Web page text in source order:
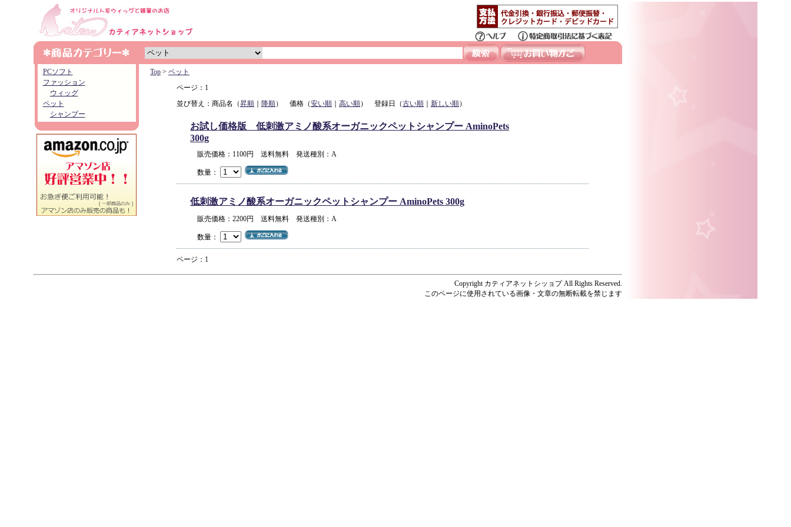
PCソフト
ファッション
ウィッグ
ペット
シャンプー
Top > ペット
ページ：1
並び替え：商品名（昇順 降順） 価格（安い順 高い順） 登録日（古い順 新しい順）
お試し価格版 低刺激アミノ酸系オーガニックペットシャンプー AminoPets
300g
販売価格：1100円 送料無料 発送種別：A
数量：
低刺激アミノ酸系オーガニックペットシャンプー AminoPets 300g
販売価格：2200円 送料無料 発送種別：A
数量：
ページ：1
Copyright カティアネットシッョプ All Rights Reserved.
このページに使用されている画像・文章の無断転載を禁じます